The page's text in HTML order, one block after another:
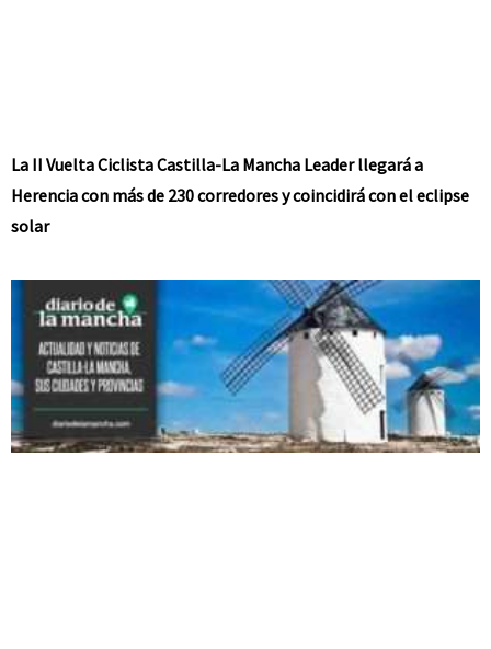
La II Vuelta Ciclista Castilla-La Mancha Leader llegará a
Herencia con más de 230 corredores y coincidirá con el eclipse
solar